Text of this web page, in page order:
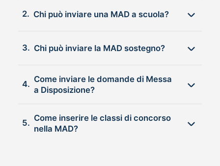
2. Chi può inviare una MAD a scuola?
3. Chi può inviare la MAD sostegno?
4.
Come inviare le domande di Messa
a Disposizione?
5.
Come inserire le classi di concorso
nella MAD?